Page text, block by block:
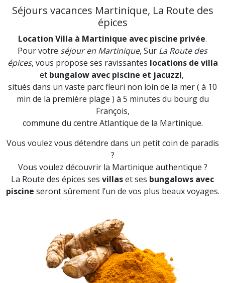
Séjours vacances Martinique, La Route des
épices
Location Villa à Martinique avec piscine privée.
Pour votre séjour en Martinique, Sur La Route des
épices, vous propose ses ravissantes locations de villa
et bungalow avec piscine et jacuzzi,
situés dans un vaste parc fleuri non loin de la mer ( à 10
min de la première plage ) à 5 minutes du bourg du
François,
commune du centre Atlantique de la Martinique.
Vous voulez vous détendre dans un petit coin de paradis
?
Vous voulez découvrir la Martinique authentique ?
La Route des épices ses villaset ses bungalows avec
piscine seront sûrement l’un de vos plus beaux voyages.